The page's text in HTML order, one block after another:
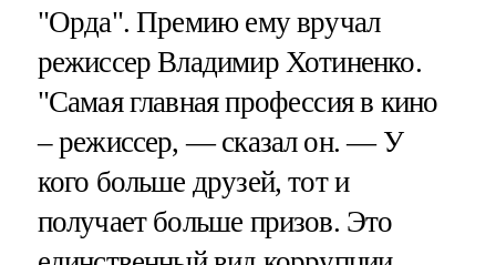
"Орда". Премию ему вручал
режиссер Владимир Хотиненко.
"Самая главная профессия в кино
– режиссер, — сказал он. — У
кого больше друзей, тот и
получает больше призов. Это